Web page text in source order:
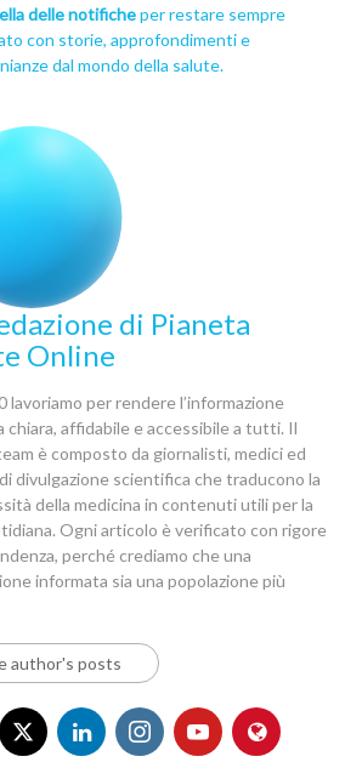
delle notificheper restare sempre
con storie, approfondimenti e
dal mondo della salute.
di Pianeta
Online
lavoriamo per rendere l’informazione
chiara, affidabile e accessibile a tutti. Il
è composto da giornalisti, medici ed
divulgazione scientifica che traducono la
della medicina in contenuti utili per la
Ogni articolo è verificato con rigore
perché crediamo che una
informata sia una popolazione più
author's posts